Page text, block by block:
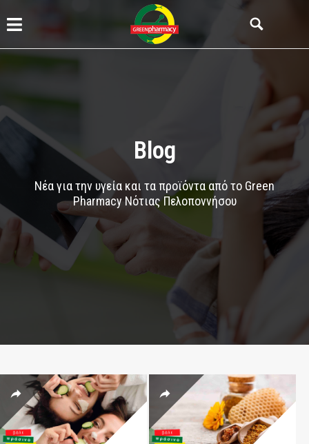
Blog
Νέα για την υγεία και τα προϊόντα από το Green
Pharmacy Νότιας Πελοποννήσου